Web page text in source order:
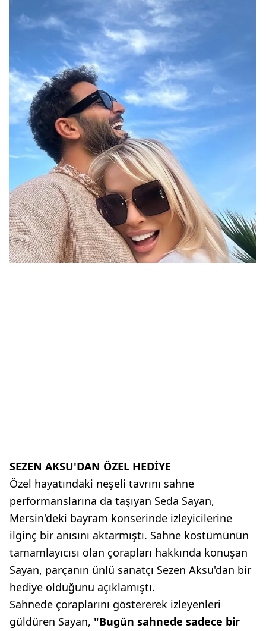
SEZEN AKSU'DAN ÖZEL HEDİYE
Özel hayatındaki neşeli tavrını sahne
performanslarına da taşıyan Seda Sayan,
Mersin'deki bayram konserinde izleyicilerine
ilginç bir anısını aktarmıştı. Sahne kostümünün
tamamlayıcısı olan çorapları hakkında konuşan
Sayan, parçanın ünlü sanatçı Sezen Aksu'dan bir
hediye olduğunu açıklamıştı.
Sahnede çoraplarını göstererek izleyenleri
güldüren Sayan, "Bugün sahnede sadece bir